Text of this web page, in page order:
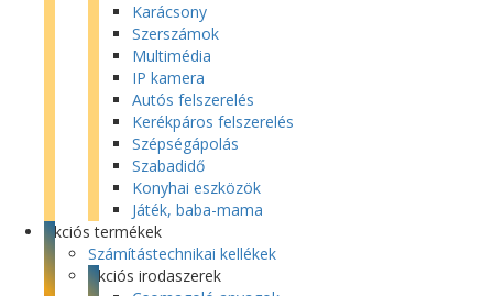
Karácsony
Szerszámok
Multimédia
IP kamera
Autós felszerelés
Kerékpáros felszerelés
Szépségápolás
Szabadidő
Konyhai eszközök
Játék, baba-mama
Akciós termékek
Számítástechnikai kellékek
Akciós irodaszerek